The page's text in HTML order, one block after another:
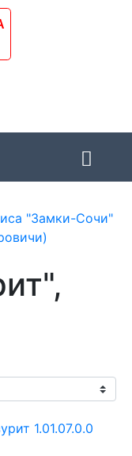
"Замки-Сочи"